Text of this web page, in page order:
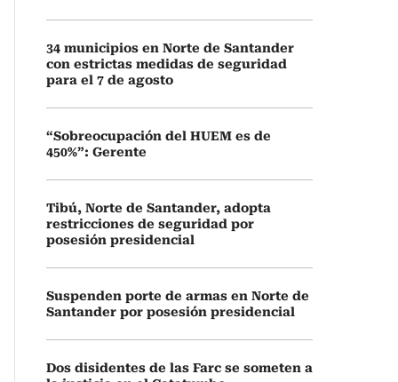
34 municipios en Norte de Santander
con estrictas medidas de seguridad
para el 7 de agosto
“Sobreocupación del HUEM es de
450%”: Gerente
Tibú, Norte de Santander, adopta
restricciones de seguridad por
posesión presidencial
Suspenden porte de armas en Norte de
Santander por posesión presidencial
Dos disidentes de las Farc se someten a